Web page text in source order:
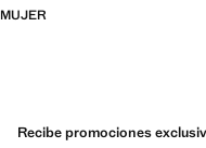
MUJER
Recibe promociones